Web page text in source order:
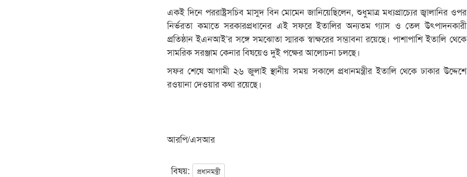
একই দিনে পররাষ্ট্রসচিব মাসুদ বিন মোমেন জানিয়েছিলেন, শুধুমাত্র মধ্যপ্রাচ্যের জ্বালানির ওপর
নির্ভরতা কমাতে সরকারপ্রধানের এই সফরে ইতালির অন্যতম গ্যাস ও তেল উৎপাদনকারী
প্রতিষ্ঠান ইএনআই’র সঙ্গে সমঝোতা স্মারক স্বাক্ষরের সম্ভাবনা রয়েছে। পাশাপাশি ইতালি থেকে
সামরিক সরঞ্জাম কেনার বিষয়েও দুই পক্ষের আলোচনা চলছে।
সফর শেষে আগামী ২৬ জুলাই স্থানীয় সময় সকালে প্রধানমন্ত্রীর ইতালি থেকে ঢাকার উদ্দেশে
রওয়ানা দেওয়ার কথা রয়েছে।
আরপি/এসআর
বিষয়: প্রধানমন্ত্রী